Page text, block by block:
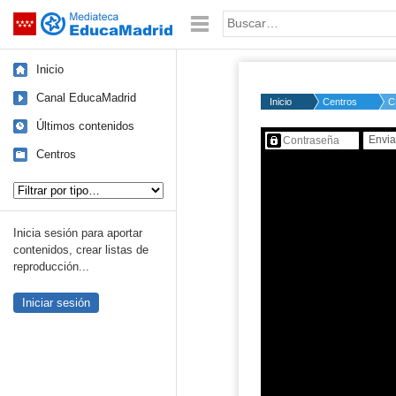
Saltar navegación Palabra o frase:
Inicio
Canal EducaMadrid
Últimos contenidos
Centros
Inicia sesión para aportar
contenidos, crear listas de
reproducción...
Iniciar sesión
Inicio Centros
Contenido protegido…